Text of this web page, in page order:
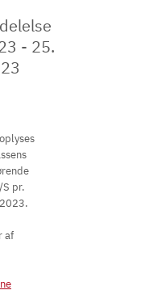
- 25.
pr.
af